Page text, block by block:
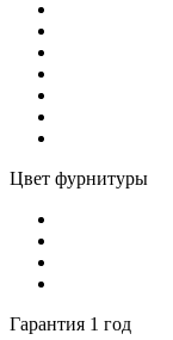
Цвет фурнитуры
Гарантия 1 год